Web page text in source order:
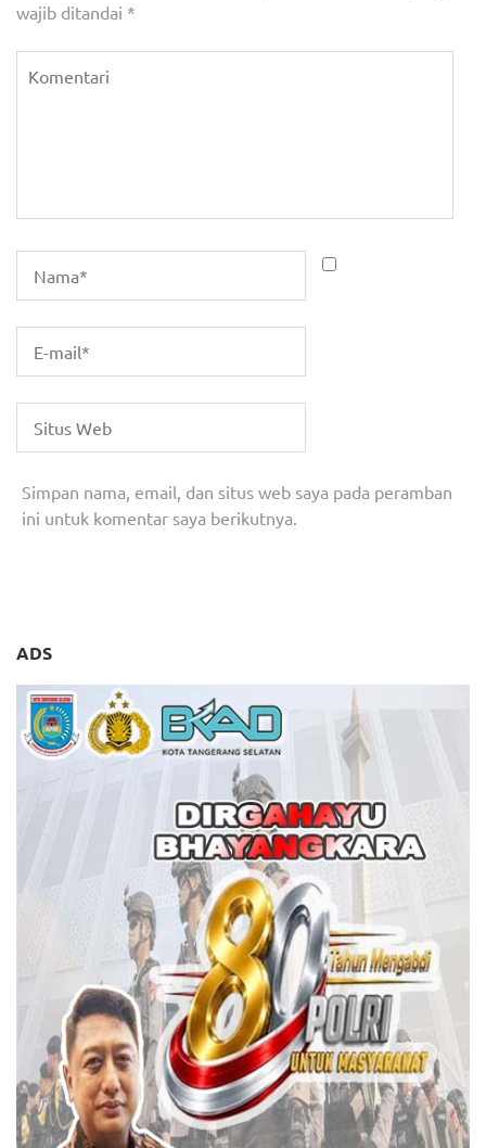
wajib ditandai *
Simpan nama, email, dan situs web saya pada peramban
ini untuk komentar saya berikutnya.
ADS